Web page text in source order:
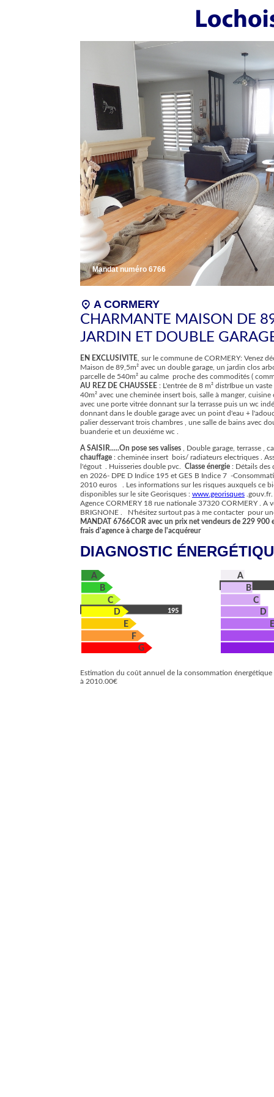
Mandat numéro 6766
location_on A CORMERY
CHARMANTE MAISON DE
JARDIN ET DOUBLE
EN EXCLUSIVITE , sur le commune de CORMERY: Venez
Maison de 89,5m² avec un double garage, un jardin clos
parcelle de 540m² au calme proche des commodités (
AU REZ DE CHAUSSEE : L'entrée de 8 m² distrIbue un
40m² avec une cheminée insert bois, salle à manger,
avec une porte vitrée donnant sur la terrasse puis un wc
donnant dans le double garage avec un point d'eau +
palier desservant trois chambres , une salle de bains avec
buanderie et un deuxiéme wc .
A SAISIR.....On pose ses valises
, Double garage, terrasse ,
chauffage: cheminée insert bois/ radiateurs electriques .
l'égout . Huisseries double pvc. Classe énergie : Détails des
en 2026- DPE D Indice 195 et GES B Indice 7 -
2010 euros . Les informations sur les risques auxquels ce
disponibles sur le site Georisques : www.georisques.gouv.fr.
Agence CORMERY 18 rue nationale 37320 CORMERY . A
BRIGNONE . N'hésitez surtout pas à me contacter pour
MANDAT 6766COR avec un prix net vendeurs de 229 900
frais d'agence à charge de l'acquéreur
DIAGNOSTIC
A
B
C
195
D
E
F
G
A
B
C
D
Estimation du coût annuel de la consommation
à 2010.00€